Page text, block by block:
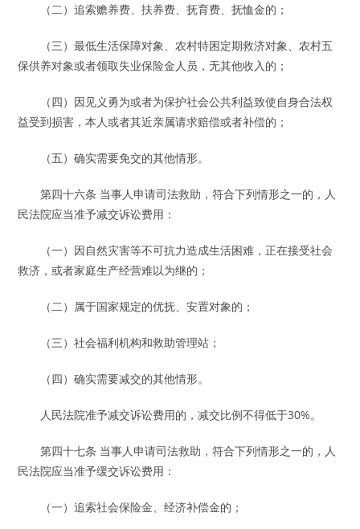
（二）追索赡养费、扶养费、抚育费、抚恤金的；
（三）最低生活保障对象、农村特困定期救济对象、农村五
保供养对象或者领取失业保险金人员，无其他收入的；
（四）因见义勇为或者为保护社会公共利益致使自身合法权
益受到损害，本人或者其近亲属请求赔偿或者补偿的；
（五）确实需要免交的其他情形。
第四十六条 当事人申请司法救助，符合下列情形之一的，人
民法院应当准予减交诉讼费用：
（一）因自然灾害等不可抗力造成生活困难，正在接受社会
救济，或者家庭生产经营难以为继的；
（二）属于国家规定的优抚、安置对象的；
（三）社会福利机构和救助管理站；
（四）确实需要减交的其他情形。
人民法院准予减交诉讼费用的，减交比例不得低于30%。
第四十七条 当事人申请司法救助，符合下列情形之一的，人
民法院应当准予缓交诉讼费用：
（一）追索社会保险金、经济补偿金的；